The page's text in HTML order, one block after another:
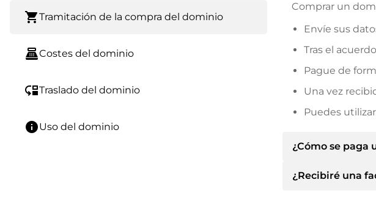
shopping_cartTramitación de la compra del dominio
point_of_saleCostes del dominio
move_downTraslado del dominio
infoUso del dominio
Comprar un
Envíe sus
Tras el
Pague de
Una vez
Puedes
¿Cómo se paga
Tras llegar a un
¿Recibiré una